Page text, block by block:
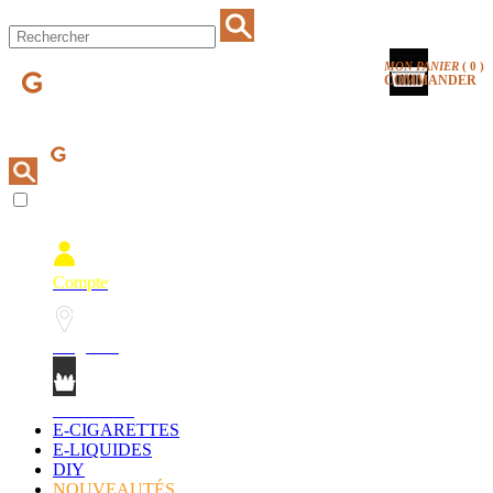
MON PANIER ( 0 )
COMMANDER
Compte
E-CIGARETTES
E-LIQUIDES
DIY
NOUVEAUTÉS